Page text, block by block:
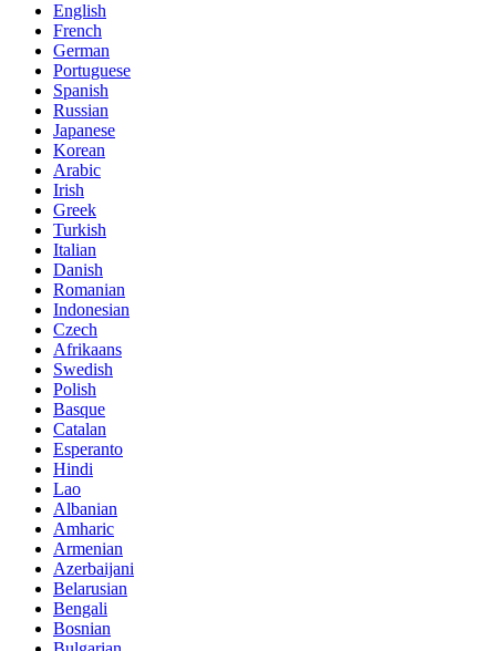
English
French
German
Portuguese
Spanish
Russian
Japanese
Korean
Arabic
Irish
Greek
Turkish
Italian
Danish
Romanian
Indonesian
Czech
Afrikaans
Swedish
Polish
Basque
Catalan
Esperanto
Hindi
Lao
Albanian
Amharic
Armenian
Azerbaijani
Belarusian
Bengali
Bosnian